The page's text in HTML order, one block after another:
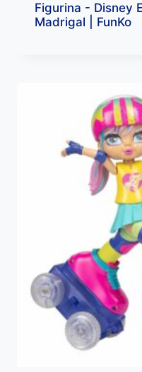
Figurina - Disney
Madrigal | FunKo